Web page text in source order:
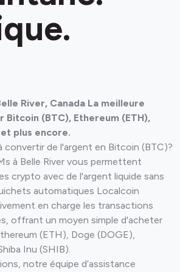
River, Canada La meilleure
Bitcoin (BTC), Ethereum (ETH),
plus encore.
convertir de l'argent en Bitcoin (BTC)?
à Belle River vous permettent
crypto avec de l'argent liquide sans
automatiques Localcoin
en charge les transactions
offrant un moyen simple d'acheter
(ETH), Doge (DOGE),
Inu (SHIB).
notre équipe d’assistance